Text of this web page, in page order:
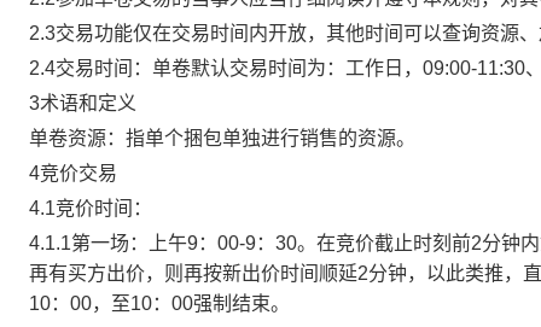
2.3交易功能仅在交易时间内开放，其他时间可以查询资源
2.4交易时间：单卷默认交易时间为：工作日，09:00-11:30
3术语和定义
单卷资源：指单个捆包单独进行销售的资源。
4竞价交易
4.1竞价时间：
4.1.1第一场：上午9：00-9：30。在竞价截止时刻前2分钟
再有买方出价，则再按新出价时间顺延2分钟，以此类推，
10：00，至10：00强制结束。